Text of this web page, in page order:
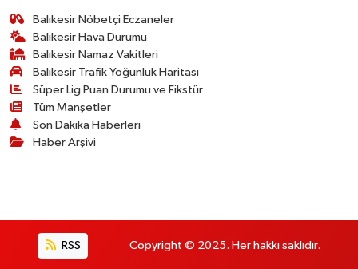
Balıkesir Nöbetçi Eczaneler
Balıkesir Hava Durumu
Balıkesir Namaz Vakitleri
Balıkesir Trafik Yoğunluk Haritası
Süper Lig Puan Durumu ve Fikstür
Tüm Manşetler
Son Dakika Haberleri
Haber Arşivi
RSS Copyright © 2025. Her hakkı saklıdır.